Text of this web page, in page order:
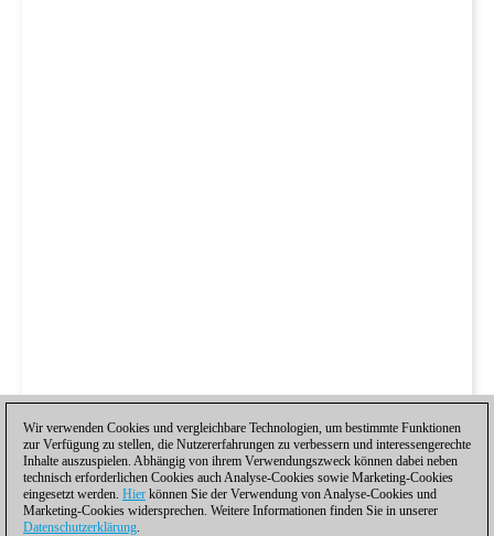
Wir verwenden Cookies und vergleichbare Technologien, um bestimmte Funktionen
zur Verfügung zu stellen, die Nutzererfahrungen zu verbessern und interessengerechte
Inhalte auszuspielen. Abhängig von ihrem Verwendungszweck können dabei neben
technisch erforderlichen Cookies auch Analyse-Cookies sowie Marketing-Cookies
eingesetzt werden. Hier können Sie der Verwendung von Analyse-Cookies und
Marketing-Cookies widersprechen. Weitere Informationen finden Sie in unserer
Datenschutzerklärung.